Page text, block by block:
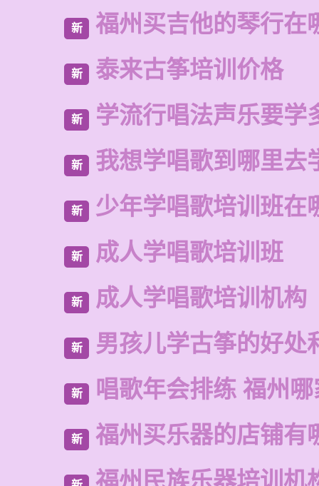
新 福州买吉他的琴行在
新 泰来古筝培训价格
新 学流行唱法声乐要学
新 我想学唱歌到哪里去
新 少年学唱歌培训班在
新 成人学唱歌培训班
新 成人学唱歌培训机构
新 男孩儿学古筝的好处
新 唱歌年会排练 福州
新 福州买乐器的店铺有
福州民族乐器培训机